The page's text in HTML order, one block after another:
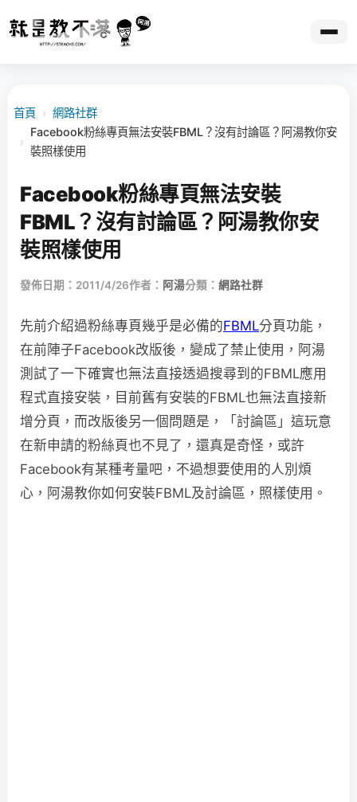
首頁 › 網路社群
›
Facebook粉絲專頁無法安裝FBML？沒有討論區？阿湯教你安
裝照樣使用
Facebook粉絲專頁無法安裝
FBML？沒有討論區？阿湯教你安
裝照樣使用
發佈日期：2011/4/26作者： 阿湯分類： 網路社群
先前介紹過粉絲專頁幾乎是必備的FBML分頁功能，
在前陣子Facebook改版後，變成了禁止使用，阿湯
測試了一下確實也無法直接透過搜尋到的FBML應用
程式直接安裝，目前舊有安裝的FBML也無法直接新
增分頁，而改版後另一個問題是，「討論區」這玩意
在新申請的粉絲頁也不見了，還真是奇怪，或許
Facebook有某種考量吧，不過想要使用的人別煩
心，阿湯教你如何安裝FBML及討論區，照樣使用。